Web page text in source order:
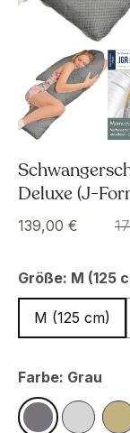
Deluxe (J-
139,00 €
Größe: M (125
M (125 cm)
M (125 cm)
Farbe: Grau
Grau Silber